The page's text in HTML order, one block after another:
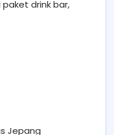
drink bar,
Jepang